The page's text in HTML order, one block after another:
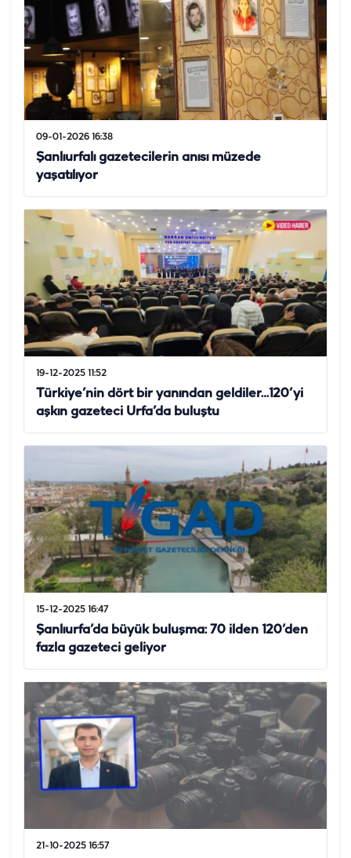
09-01-2026 16:38
Şanlıurfalı gazetecilerin anısı müzede
yaşatılıyor
19-12-2025 11:52
Türkiye’nin dört bir yanından geldiler…120’yi
aşkın gazeteci Urfa’da buluştu
15-12-2025 16:47
Şanlıurfa’da büyük buluşma: 70 ilden 120’den
fazla gazeteci geliyor
21-10-2025 16:57